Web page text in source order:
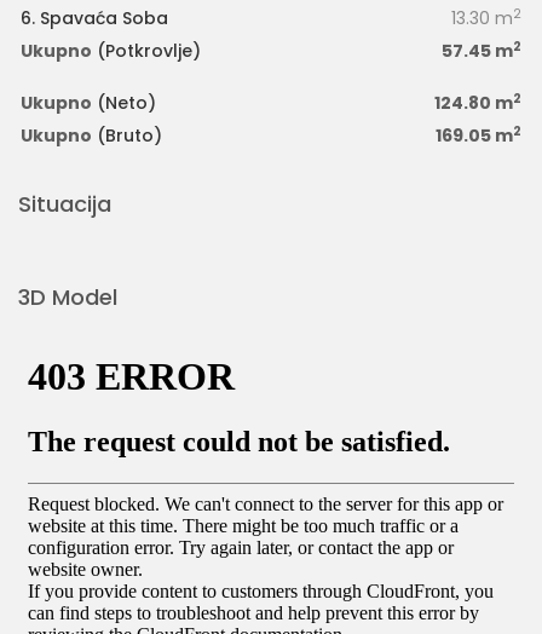
6. Spavaća Soba 13.30 m2
Ukupno (Potkrovlje) 57.45 m2
Ukupno (Neto) 124.80 m2
Ukupno (Bruto) 169.05 m2
Situacija
3D Model